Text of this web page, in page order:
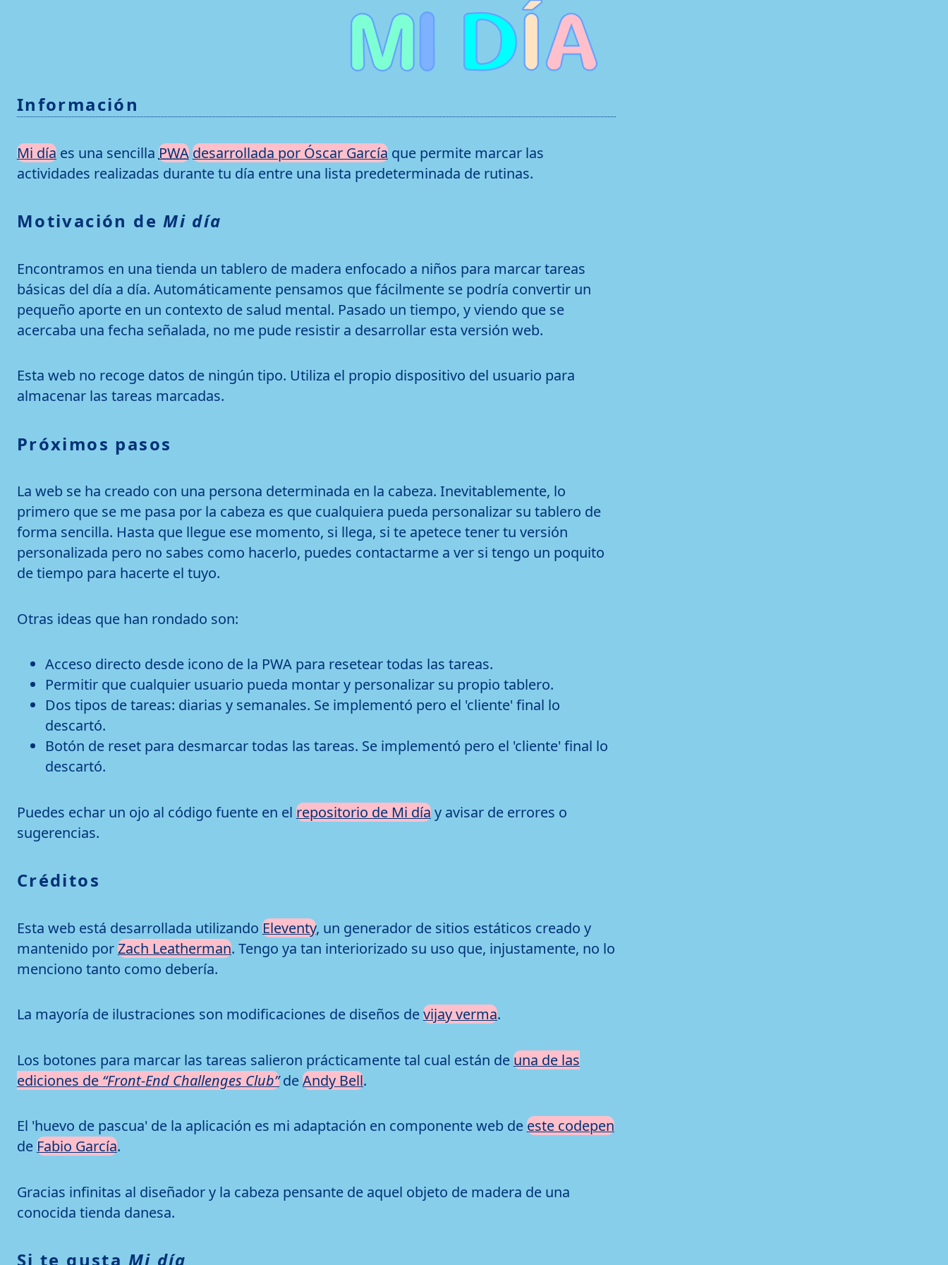
Información
Mi díaes una sencilla PWAdesarrollada por Óscar Garcíaque permite marcar las
actividades realizadas durante tu día entre una lista predeterminada de rutinas.
Motivación deMi día
Encontramos en una tienda un tablero de madera enfocado a niños para marcar tareas
básicas del día a día. Automáticamente pensamos que fácilmente se podría convertir un
pequeño aporte en un contexto de salud mental. Pasado un tiempo, y viendo que se
acercaba una fecha señalada, no me pude resistir a desarrollar esta versión web.
Esta web no recoge datos de ningún tipo. Utiliza el propio dispositivo del usuario para
almacenar las tareas marcadas.
Próximos pasos
La web se ha creado con una persona determinada en la cabeza. Inevitablemente, lo
primero que se me pasa por la cabeza es que cualquiera pueda personalizar su tablero de
forma sencilla. Hasta que llegue ese momento, si llega, si te apetece tener tu versión
personalizada pero no sabes como hacerlo, puedes contactarme a ver si tengo un poquito
de tiempo para hacerte el tuyo.
Otras ideas que han rondado son:
Acceso directo desde icono de la PWA para resetear todas las tareas.
Permitir que cualquier usuario pueda montar y personalizar su propio tablero.
Dos tipos de tareas: diarias y semanales. Se implementó pero el 'cliente' final lo
descartó.
Botón de reset para desmarcar todas las tareas. Se implementó pero el 'cliente' final lo
descartó.
Puedes echar un ojo al código fuente en el repositorio de Mi díay avisar de errores o
sugerencias.
Créditos
Esta web está desarrollada utilizando Eleventy, un generador de sitios estáticos creado y
mantenido porZach Leatherman. Tengo ya tan interiorizado su uso que, injustamente, no lo
menciono tanto como debería.
La mayoría de ilustraciones son modificaciones de diseños devijay verma.
Los botones para marcar las tareas salieron prácticamente tal cual están deuna de las
ediciones de “Front-End Challenges Club”deAndy Bell.
El 'huevo de pascua' de la aplicación es mi adaptación en componente web deeste codepen
deFabio García.
Gracias infinitas al diseñador y la cabeza pensante de aquel objeto de madera de una
conocida tienda danesa.
Si te gusta Mi día